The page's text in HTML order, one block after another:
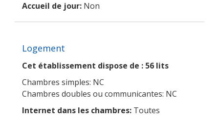
Accueil de jour: Non
Logement
Cet établissement dispose de : 56 lits
Chambres simples: NC
Chambres doubles ou communicantes: NC
Internet dans les chambres: Toutes